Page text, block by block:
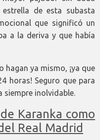
de esta subasta
que significó un
a la deriva y que había
hagan ya mismo, ¡ya que
horas! Seguro que para
siempre inolvidable.
Karanka como
Real Madrid